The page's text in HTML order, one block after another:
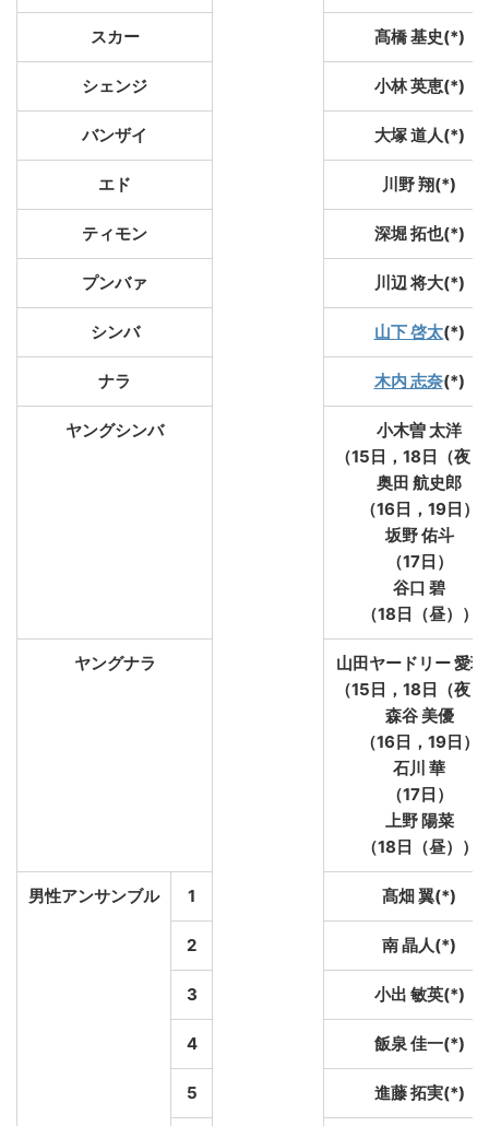
スカー 髙橋 基史(*)
シェンジ 小林 英恵(*)
バンザイ 大塚 道人(*)
エド 川野 翔(*)
ティモン 深堀 拓也(*)
プンバァ 川辺 将大(*)
シンバ 山下 啓太(*)
ナラ 木内 志奈(*)
ヤングシンバ
小木曽 太洋
（15日，18日（夜
奥田 航史郎
（16日，19日）
坂野 佑斗
（17日）
谷口 碧
（18日（昼））
ヤングナラ
山田ヤードリー 愛
（15日，18日（夜
森谷 美優
（16日，19日）
石川 華
（17日）
上野 陽菜
（18日（昼））
男性アンサンブル 1 髙畑 翼(*)
2 南 晶人(*)
3 小出 敏英(*)
4 飯泉 佳一(*)
5 進藤 拓実(*)